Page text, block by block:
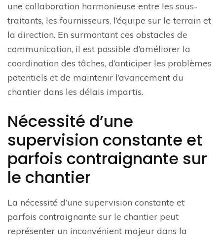
une collaboration harmonieuse entre les sous-
traitants, les fournisseurs, l’équipe sur le terrain et
la direction. En surmontant ces obstacles de
communication, il est possible d’améliorer la
coordination des tâches, d’anticiper les problèmes
potentiels et de maintenir l’avancement du
chantier dans les délais impartis.
Nécessité d’une
supervision constante et
parfois contraignante sur
le chantier
La nécessité d’une supervision constante et
parfois contraignante sur le chantier peut
représenter un inconvénient majeur dans la